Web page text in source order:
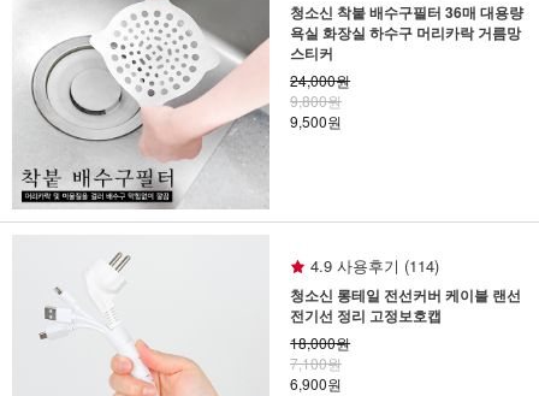
청소신 착붙 배수구필터 36매 대용량
욕실 화장실 하수구 머리카락 거름망
스티커
24,000원
9,800원
9,500원
4.9 사용후기 (114)
청소신 롱테일 전선커버 케이블 랜선
전기선 정리 고정보호캡
18,000원
7,100원
6,900원